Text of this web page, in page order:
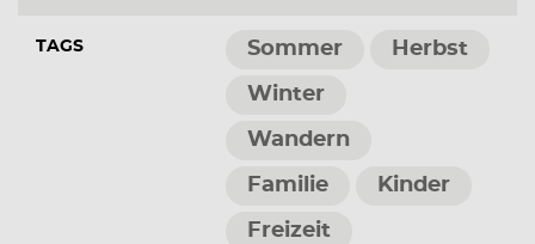
TAGS Sommer Herbst
Winter
Wandern
Familie Kinder
Freizeit